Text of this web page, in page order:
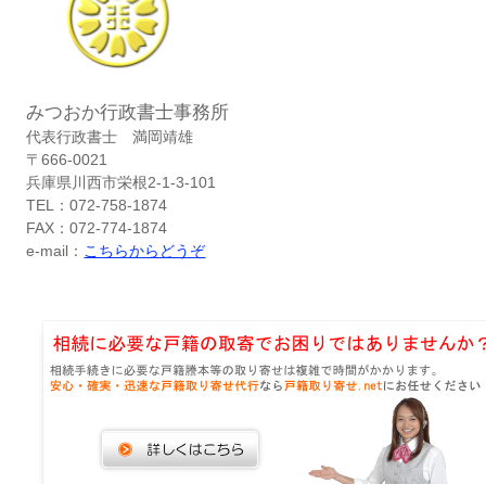
みつおか行政書士事務所
代表行政書士 満岡靖雄
〒666-0021
兵庫県川西市栄根2-1-3-101
TEL：072-758-1874
FAX：072-774-1874
e-mail： こちらからどうぞ